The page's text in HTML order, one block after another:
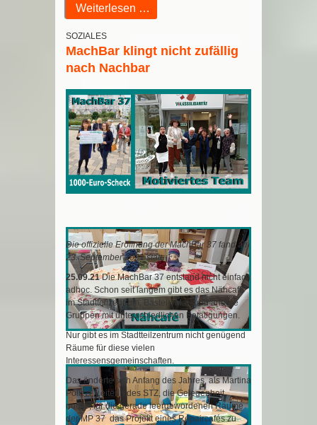
Weiterlesen …
SOZIALES
MachBar klingt nicht zufällig
nach Nachbar
Die offizielle Eröffnung der MachBar 37 fand am
23. September 2021 statt.
25.09.21Die MachBar 37 entstand nicht einfach
adhoc. Schon seit langem gibt es das Nähcafé
im Stadtteilzentrum, Bastel-, Mal- und andere
Gruppen mit unterschiedlichen Betätigungen.
Nur gibt es im Stadtteilzentrum nicht genügend
Räume für diese vielen
Interessensgemeinschaften.
Das änderte sich Anfang des Jahres, als Martina
Polizzi, Leiterin des STZ, die Gelegenheit
nutzte, für die gerade leergewordenen Räume
der MP 37 das Projekt eines Repaircafés zu